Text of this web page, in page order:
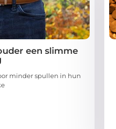
een slimme
minder spullen in hun